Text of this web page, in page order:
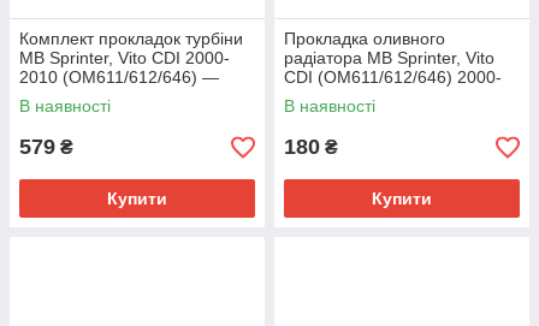
Комплект прокладок турбіни
MB Sprinter, Vito CDI 2000-
2010 (OM611/612/646) —
Elring (Німеччина) — 715.740
В наявності
579 ₴
Купити
Прокладка оливного
радіатора MB Sprinter, Vito
CDI (OM611/612/646) 2000-
2010 — Elring (Німеччина) —
633.540
В наявності
180 ₴
Купити